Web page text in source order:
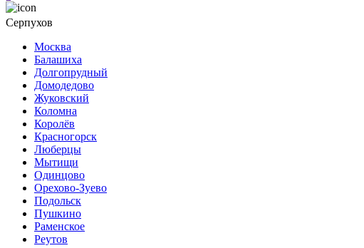
Серпухов
Москва
Балашиха
Долгопрудный
Домодедово
Жуковский
Коломна
Королёв
Красногорск
Люберцы
Мытищи
Одинцово
Орехово-Зуево
Подольск
Пушкино
Раменское
Реутов